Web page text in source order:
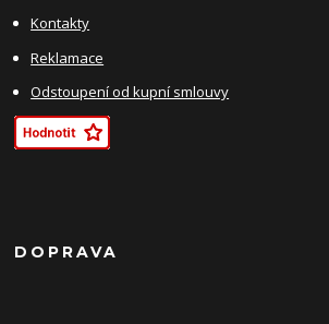
Kontakty
Reklamace
Odstoupení od kupní smlouvy
DOPRAVA